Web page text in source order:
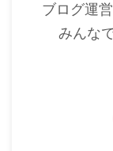
ブログ運
みんな